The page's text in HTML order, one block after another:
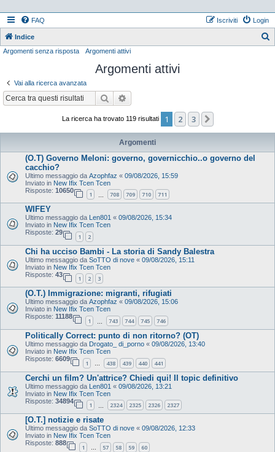
FAQ Login
Iscriviti
Indice
Argomenti senza risposta Argomenti attivi
Argomenti attivi
Vai alla ricerca avanzata
Cerca
La ricerca ha trovato 119 risultati 1 2 3
Argomenti
(O.T) Governo Meloni: governo, governicchio..o governo del
cacchio?
Ultimo messaggio da Azophfaz « 09/08/2026, 15:59
Inviato in New Ifix Tcen Tcen
Risposte: 10650
1 708 709 710 711
WIFEY
Ultimo messaggio da Len801 « 09/08/2026, 15:34
Inviato in New Ifix Tcen Tcen
Risposte: 29
1 2
Chi ha ucciso Bambi - La storia di Sandy Balestra
Ultimo messaggio da SoTTO di nove « 09/08/2026, 15:11
Inviato in New Ifix Tcen Tcen
Risposte: 43
1 2 3
(O.T.) Immigrazione: migranti, rifugiati
Ultimo messaggio da Azophfaz « 09/08/2026, 15:06
Inviato in New Ifix Tcen Tcen
Risposte: 11188
1 743 744 745 746
Politically Correct: punto di non ritorno? (OT)
Ultimo messaggio da Drogato_ di_porno « 09/08/2026, 13:40
Inviato in New Ifix Tcen Tcen
Risposte: 6609
1 … 438 439 440 441
Cerchi un film? Un'attrice? Chiedi qui! Il topic definitivo
Ultimo messaggio da Len801 « 09/08/2026, 13:21
Inviato in New Ifix Tcen Tcen
Risposte: 34894
1 2324 2325 2326 2327
[O.T.] notizie e risate
Ultimo messaggio da SoTTO di nove « 09/08/2026, 12:33
Inviato in New Ifix Tcen Tcen
Risposte: 888
1 … 57 58 59 60